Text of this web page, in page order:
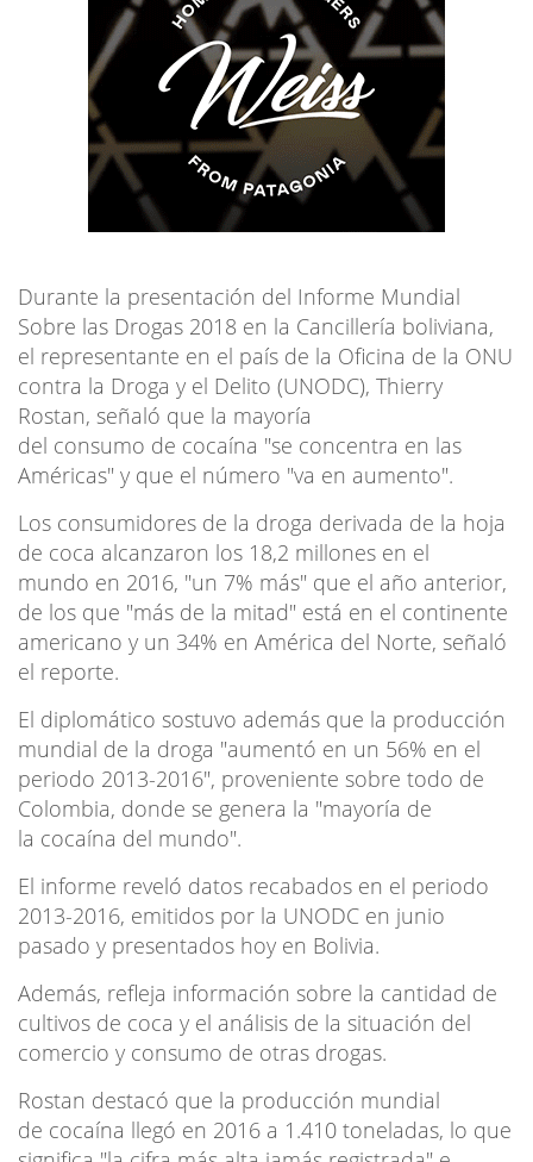
Durante la presentación del Informe Mundial
Sobre las Drogas 2018 en la Cancillería boliviana,
el representante en el país de la Oficina de la ONU
contra la Droga y el Delito (UNODC), Thierry
Rostan, señaló que la mayoría
del consumo de cocaína "se concentra en las
Américas" y que el número "va en aumento".
Los consumidores de la droga derivada de la hoja
de coca alcanzaron los 18,2 millones en el
mundo en 2016, "un 7% más" que el año anterior,
de los que "más de la mitad" está en el continente
americano y un 34% en América del Norte, señaló
el reporte.
El diplomático sostuvo además que la producción
mundial de la droga "aumentó en un 56% en el
periodo 2013-2016", proveniente sobre todo de
Colombia, donde se genera la "mayoría de
la cocaína del mundo".
El informe reveló datos recabados en el periodo
2013-2016, emitidos por la UNODC en junio
pasado y presentados hoy en Bolivia.
Además, refleja información sobre la cantidad de
cultivos de coca y el análisis de la situación del
comercio y consumo de otras drogas.
Rostan destacó que la producción mundial
de cocaína llegó en 2016 a 1.410 toneladas, lo que